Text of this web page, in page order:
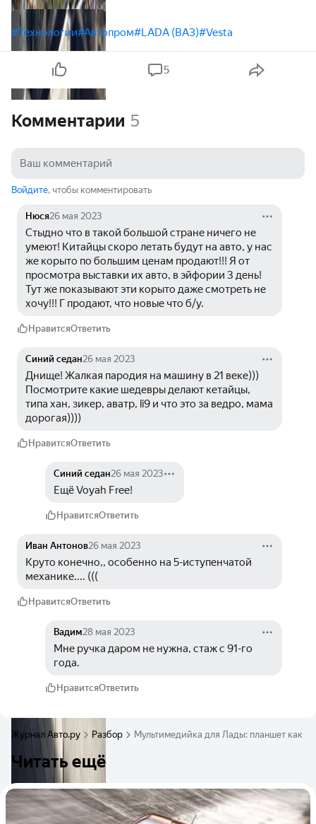
#Технологии#Автопром#LADA (ВАЗ)#Vesta
5
Комментарии 5
Войдите, чтобы комментировать
Нюся26 мая 2023
Стыдно что в такой большой стране ничего не
умеют! Китайцы скоро летать будут на авто, у нас
же корыто по большим ценам продают!!! Я от
просмотра выставки их авто, в эйфории 3 день!
Тут же показывают эти корыто даже смотреть не
хочу!!! Г продают, что новые что б/у.
НравитсяОтветить
Синий седан26 мая 2023
Днище! Жалкая пародия на машину в 21 веке)))
Посмотрите какие шедевры делают кетайцы,
типа хан, зикер, аватр, li9 и что это за ведро, мама
дорогая))))
НравитсяОтветить
Синий седан26 мая 2023
Ещё Voyah Free!
НравитсяОтветить
Иван Антонов26 мая 2023
Круто конечно,, особенно на 5-иступенчатой
механике.... (((
НравитсяОтветить
Вадим28 мая 2023
Мне ручка даром не нужна, стаж с 91-го
года.
НравитсяОтветить
Журнал Авто.ру Разбор Мультимедийка для Лады: планшет как у
Читать ещё